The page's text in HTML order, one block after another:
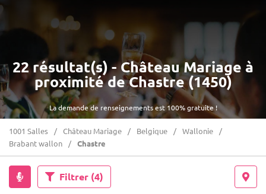
La demande de renseignements est 100% gratuite !
22 résultat(s) - Château Mariage à
proximité de Chastre (1450)
1001 Salles Château Mariage Belgique
Wallonie
Brabant wallon
Chastre
Filtrer (4)